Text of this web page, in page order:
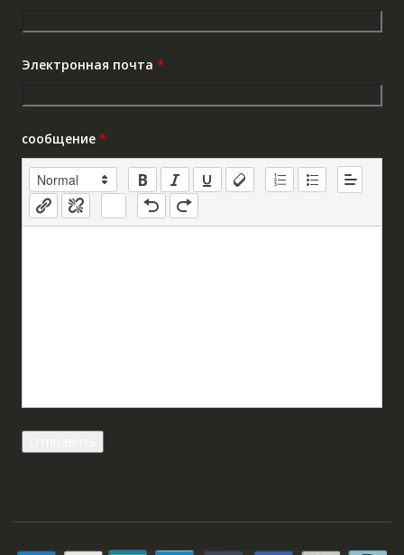
Электронная почта *
сообщение *